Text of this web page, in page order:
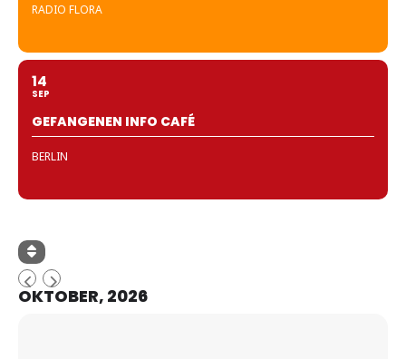
RADIO FLORA
14
SEP
GEFANGENEN INFO CAFÉ
BERLIN
OKTOBER, 2026